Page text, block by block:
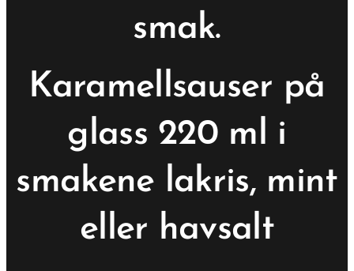
smak.
Karamellsauser på
glass 220 ml i
smakene lakris, mint
eller havsalt